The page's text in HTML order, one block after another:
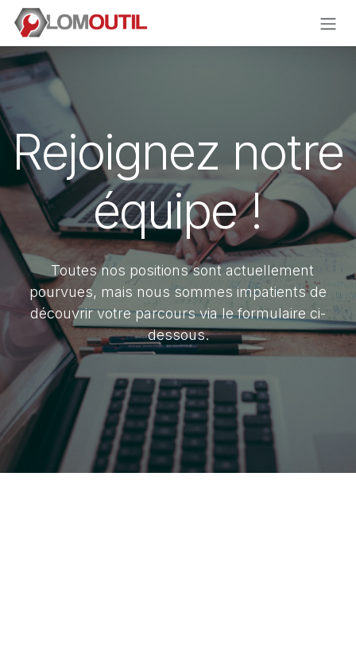
Se rendre au contenu
Rejoignez notre
équipe !
Toutes nos positions sont actuellement
pourvues, mais nous sommes impatients de
découvrir votre parcours via le formulaire ci-
dessous.